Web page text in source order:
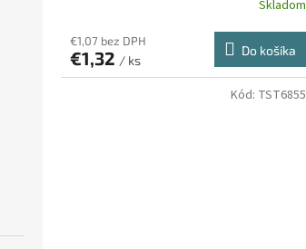
Skladom
€1,07 bez DPH
€1,32 / ks
Do košíka
Kód: TST6855